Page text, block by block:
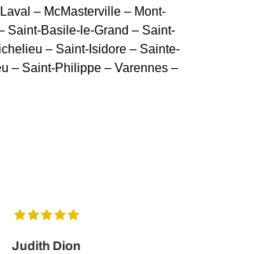
– McMasterville – Mont-
Saint-Basile-le-Grand – Saint-
– Saint-Isidore – Sainte-
– Saint-Philippe – Varennes –
Judith Dion